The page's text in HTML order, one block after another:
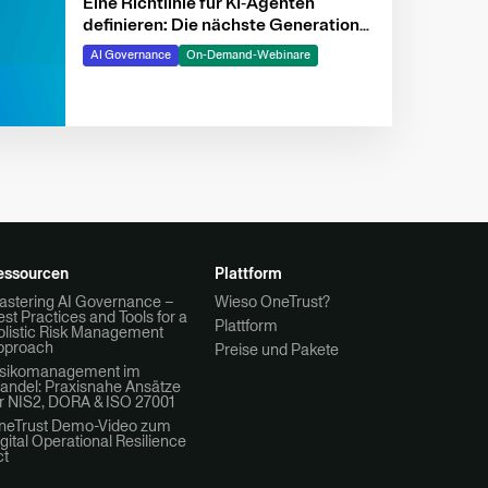
definieren: Die nächste Generation
intelligenter Systeme
verantwortungsvoll gestalten und
AI Governance On-Demand-Webinare
AI Governance –
Practices and Tools for a
Risk Management
im
Praxisnahe Ansätze
NIS2, DORA & ISO 27001
Demo-Video zum
Operational Resilience
Plattform
Wieso OneTrust?
Plattform
Preise und Pakete